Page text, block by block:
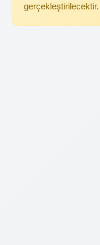
gerçekleştirilecektir.